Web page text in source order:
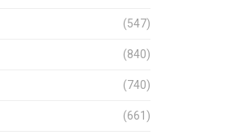
(547)
(840)
(740)
(661)